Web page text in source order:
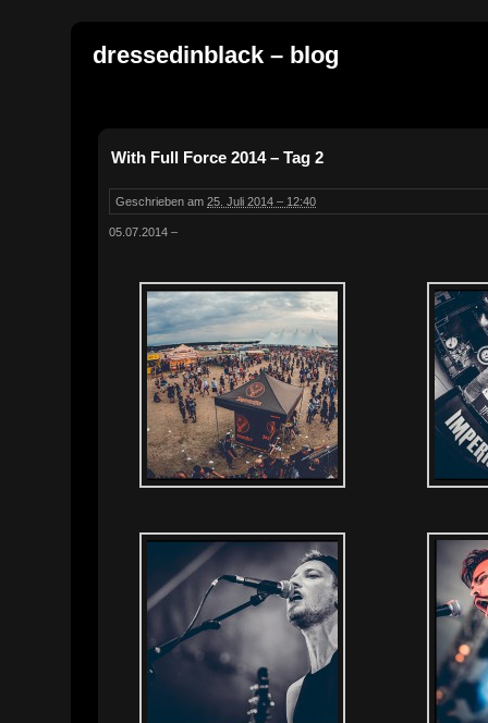
dressedinblack – blog
With Full Force 2014 – Tag 2
Geschrieben am 25. Juli 2014 – 12:40
05.07.2014 –